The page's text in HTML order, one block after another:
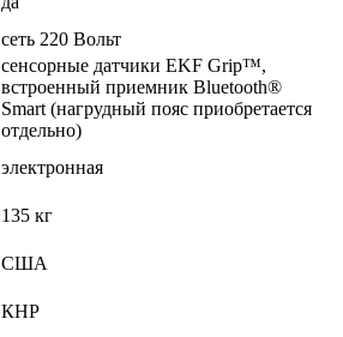
сеть 220 Вольт
сенсорные датчики EKF Grip™,
встроенный приемник Bluetooth®
Smart (нагрудный пояс приобретается
отдельно)
электронная
135 кг
США
КНР